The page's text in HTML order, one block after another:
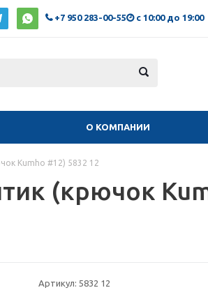
+7 950 283-00-55 с 10:00 до 19:00
О КОМПАНИИ
Kumho #12) 5832 12
(крючок
Артикул: 5832 12